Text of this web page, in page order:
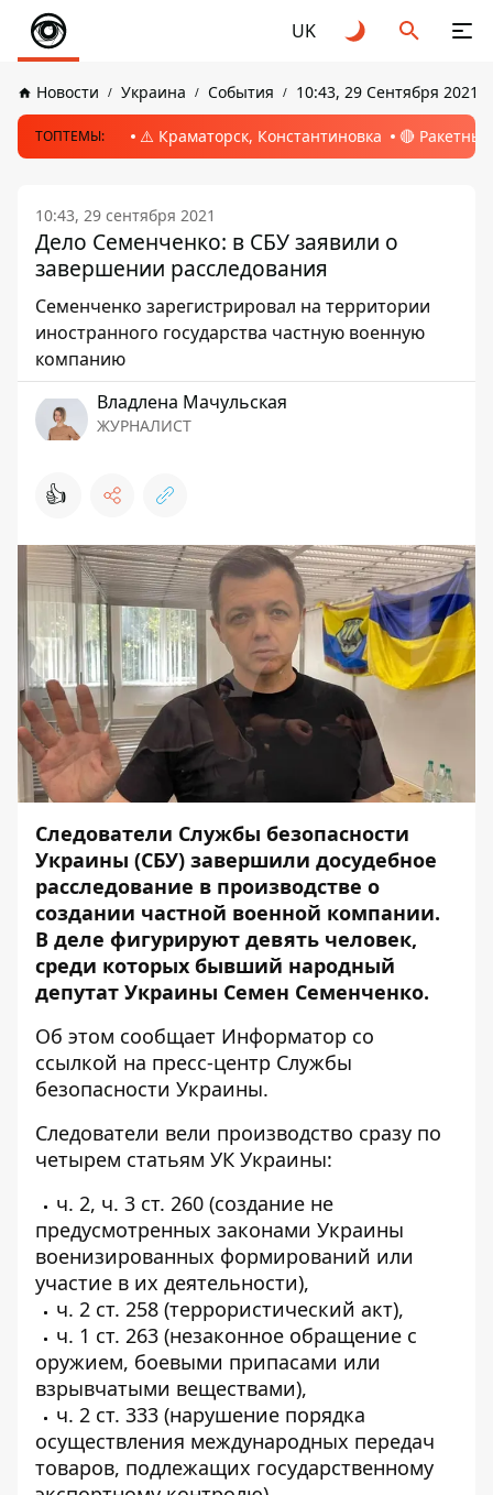
UK
Новости Украина События 10:43, 29 Сентября 2021
ТОПТЕМЫ: ⚠️ Краматорск, Константиновка 🔴
10:43, 29 сентября 2021
Дело Семенченко: в СБУ заявили о
завершении расследования
Семенченко зарегистрировал на территории
иностранного государства частную военную
компанию
Владлена Мачульская
ЖУРНАЛИСТ
👍
Следователи Службы безопасности
Украины (СБУ) завершили досудебное
расследование в производстве о
создании частной военной компании.
В деле фигурируют девять человек,
среди которых бывший народный
депутат Украины Семен Семенченко.
Об этом сообщает Информатор со
ссылкой на пресс-центр Службы
безопасности Украины.
Следователи вели производство сразу по
четырем статьям УК Украины:
ч. 2, ч. 3 ст. 260 (создание не
предусмотренных законами Украины
военизированных формирований или
участие в их деятельности),
ч. 2 ст. 258 (террористический акт),
ч. 1 ст. 263 (незаконное обращение с
оружием, боевыми припасами или
взрывчатыми веществами),
ч. 2 ст. 333 (нарушение порядка
осуществления международных передач
товаров, подлежащих государственному